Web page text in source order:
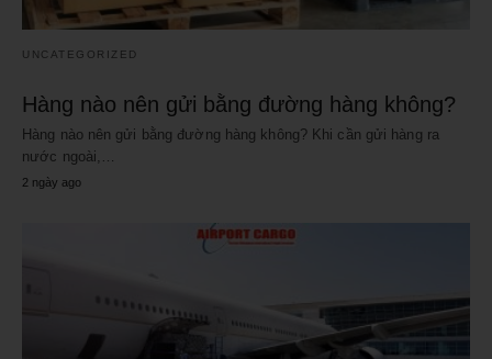
UNCATEGORIZED
Hàng nào nên gửi bằng đường hàng không?
Hàng nào nên gửi bằng đường hàng không? Khi cần gửi hàng ra
nước ngoài,…
2 ngày ago